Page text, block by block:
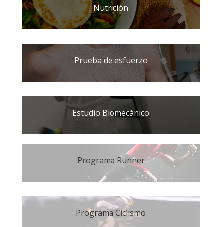
Nutrición
Prueba de esfuerzo
Estudio Biomecánico
Programa Runner
Programa Ciclismo